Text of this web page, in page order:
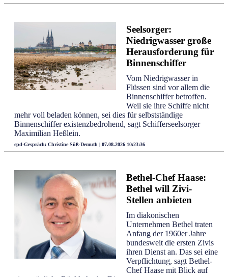
Seelsorger:
Niedrigwasser große
Herausforderung für
Binnenschiffer
Vom Niedrigwasser in
Flüssen sind vor allem die
Binnenschiffer betroffen.
Weil sie ihre Schiffe nicht
mehr voll beladen können, sei dies für selbstständige
Binnenschiffer existenzbedrohend, sagt Schifferseelsorger
Maximilian Heßlein.
epd-Gespräch: Christine Süß-Demuth | 07.08.2026 10:23:36
Bethel-Chef Haase:
Bethel will Zivi-
Stellen anbieten
Im diakonischen
Unternehmen Bethel traten
Anfang der 1960er Jahre
bundesweit die ersten Zivis
ihren Dienst an. Das sei eine
Verpflichtung, sagt Bethel-
Chef Haase mit Blick auf